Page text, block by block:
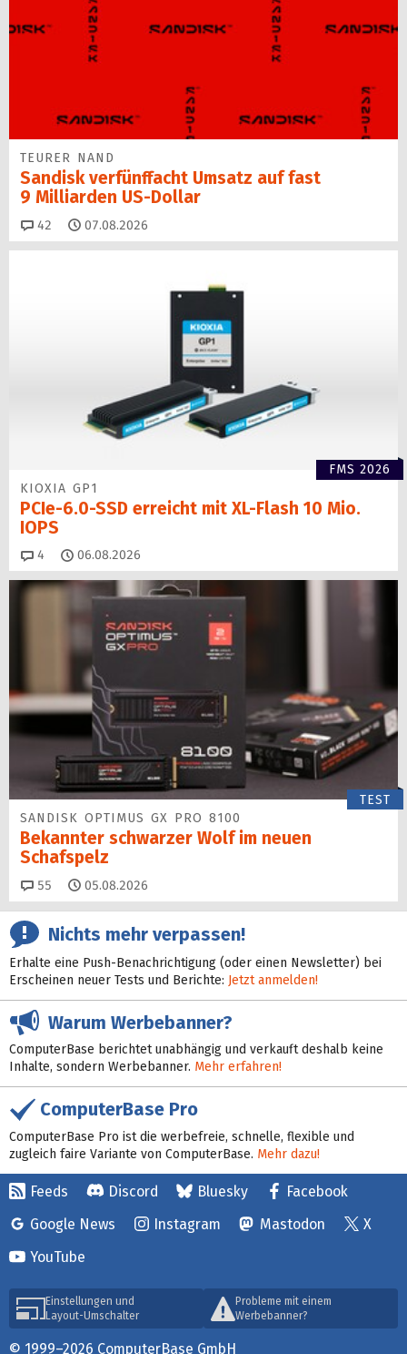
TEURER NAND
Sandisk verfünffacht Umsatz auf fast
9 Milliarden US-Dollar
42 Kommentare
07.08.2026
FMS 2026
KIOXIA GP1
PCIe-6.0-SSD erreicht mit XL-Flash 10 Mio.
IOPS
4 Kommentare
06.08.2026
TEST
SANDISK OPTIMUS GX PRO 8100
Bekannter schwarzer Wolf im neuen
Schafspelz
55 Kommentare
05.08.2026
Nichts mehr verpassen!
Erhalte eine Push-Benachrichtigung (oder einen Newsletter) bei
Erscheinen neuer Tests und Berichte: Jetzt anmelden!
Warum Werbebanner?
ComputerBase berichtet unabhängig und verkauft deshalb keine
Inhalte, sondern Werbebanner. Mehr erfahren!
ComputerBase Pro
ComputerBase Pro ist die werbefreie, schnelle, flexible und
zugleich faire Variante von ComputerBase. Mehr dazu!
Feeds Discord Bluesky
Facebook
Google News
Instagram Mastodon
X
YouTube
Einstellungen und
Layout-Umschalter
Probleme mit einem
Werbebanner?
© 1999–2026 ComputerBase GmbH